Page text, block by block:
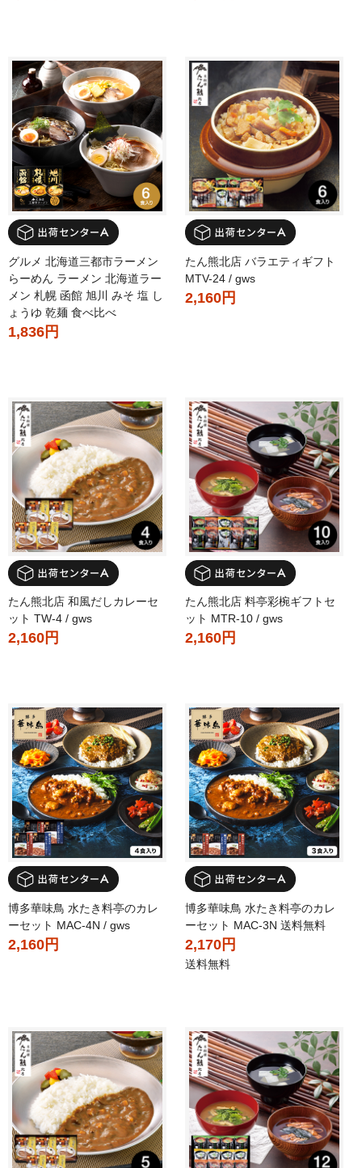
グルメ 北海道三都市ラーメン
らーめん ラーメン 北海道ラー
メン 札幌 函館 旭川 みそ 塩 し
ょうゆ 乾麺 食べ比べ
1,836円
たん熊北店 バラエティギフト
MTV-24 / gws
2,160円
たん熊北店 和風だしカレーセ
ット TW-4 / gws
2,160円
たん熊北店 料亭彩椀ギフトセ
ット MTR-10 / gws
2,160円
博多華味鳥 水たき料亭のカレ
ーセット MAC-4N / gws
2,160円
博多華味鳥 水たき料亭のカレ
ーセット MAC-3N 送料無料
2,170円
送料無料